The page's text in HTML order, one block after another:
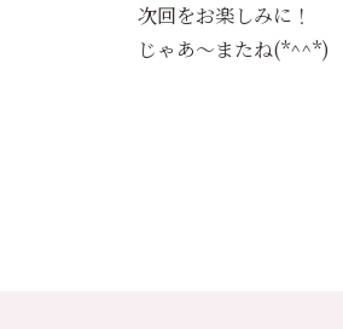
次回をお楽しみに！
じゃあ～またね(*^^*)